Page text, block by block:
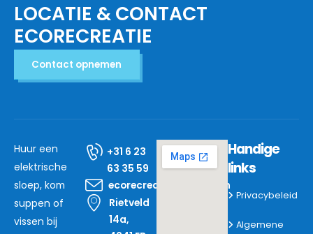
LOCATIE & CONTACT
ECORECREATIE
Contact opnemen
Huur een
elektrische
sloep, kom
suppen of
vissen bij
+31 6 23
63 35 59
ecorecreatie@mail.com
Rietveld
14a,
Handige
links
Privacybeleid
Algemene